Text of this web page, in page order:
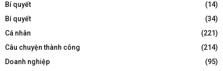
Bí quyết
(14)
Bí quyết
(34)
Cá nhân
(221)
Câu chuyện thành công
(214)
Doanh nghiệp
(95)